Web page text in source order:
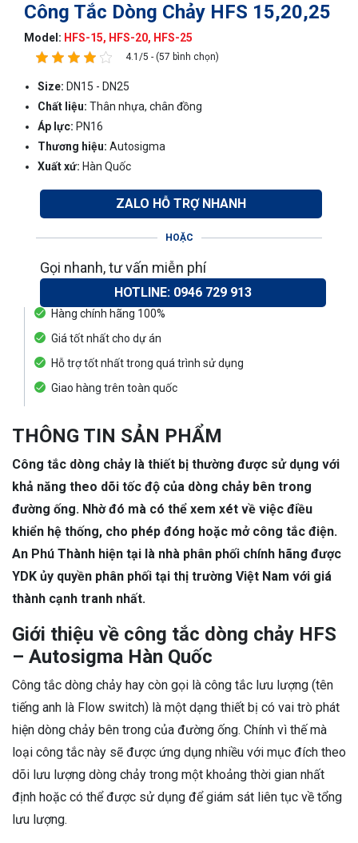
Công Tắc Dòng Chảy HFS 15,20,25
Model: HFS-15, HFS-20, HFS-25
4.1/5 - (57 bình chọn)
Size: DN15 - DN25
Chất liệu: Thân nhựa, chân đồng
Áp lực: PN16
Thương hiệu: Autosigma
Xuất xứ: Hàn Quốc
ZALO HỖ TRỢ NHANH
HOẶC
Gọi nhanh, tư vấn miễn phí
HOTLINE: 0946 729 913
Hàng chính hãng 100%
Giá tốt nhất cho dự án
Hỗ trợ tốt nhất trong quá trình sử dụng
Giao hàng trên toàn quốc
THÔNG TIN SẢN PHẨM
Công tắc dòng chảy là thiết bị thường được sử dụng với
khả năng theo dõi tốc độ của dòng chảy bên trong
đường ống. Nhờ đó mà có thể xem xét về việc điều
khiển hệ thống, cho phép đóng hoặc mở công tắc điện.
An Phú Thành hiện tại là nhà phân phối chính hãng được
YDK ủy quyền phân phối tại thị trường Việt Nam với giá
thành cạnh tranh nhất.
Giới thiệu về công tắc dòng chảy HFS
– Autosigma Hàn Quốc
Công tắc dòng chảy hay còn gọi là công tắc lưu lượng (tên
tiếng anh là Flow switch) là một dạng thiết bị có vai trò phát
hiện dòng chảy bên trong của đường ống. Chính vì thế mà
loại công tắc này sẽ được ứng dụng nhiều với mục đích theo
dõi lưu lượng dòng chảy trong một khoảng thời gian nhất
định hoặc có thể được sử dụng để giám sát liên tục về tổng
lưu lượng.